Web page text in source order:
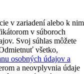
v zariadení alebo k nim
v súboroch
Svoj súhlas môžete
všetko,
osobných údajov a
a neovplyvnia údaje